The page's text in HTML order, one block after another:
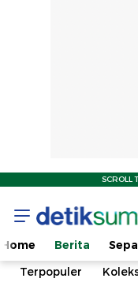
SCROLL
Home Berita
Terpopuler